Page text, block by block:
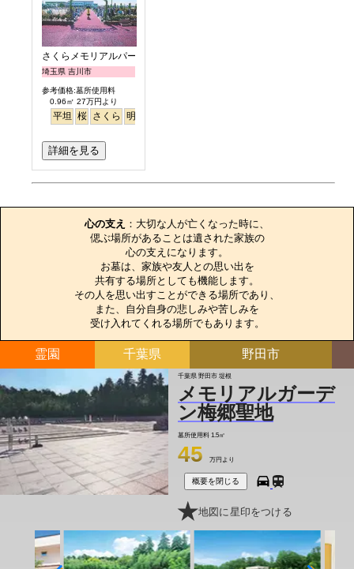
さくらメモリアルパーク
埼玉県 吉川市
参考価格:墓所使用料
0.96㎡ 27万円より
平坦 桜 さくら 明るい
詳細を見る
心の支え ：大切な人が亡くなった時に、
偲ぶ場所があることは遺された家族の
心の支えになります。
お墓は、家族や友人との思い出を
共有する場所としても機能します。
その人を思い出すことができる場所であり、
また、自分自身の悲しみや苦しみを
受け入れてくれる場所でもあります。
霊園 千葉県 野田市
千葉県 野田市 堤根
メモリアルガーデ
ン梅郷聖地
墓所使用料 1.5㎡
45 万円より
概要を閉じる
地図に星印をつける